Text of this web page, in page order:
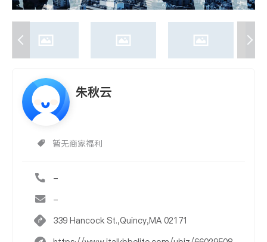
朱秋云
暂无商家福利
-
-
339 Hancock St.,Quincy,MA 02171